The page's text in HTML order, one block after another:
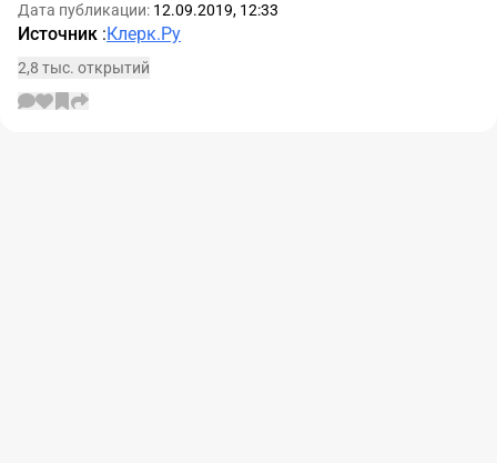
Дата публикации: 12.09.2019, 12:33
Источник :Клерк.Ру
2,8 тыс. открытий